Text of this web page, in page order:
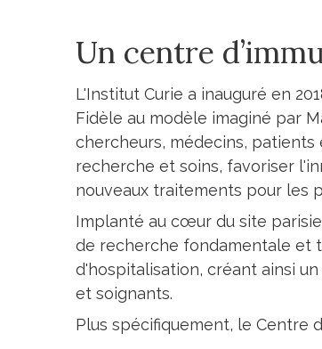
Un centre
L'Institut Curie a inauguré en
Fidèle au modèle imaginé par
chercheurs, médecins,
recherche et soins, favoriser
nouveaux traitements pour les
Implanté au cœur du site
de recherche fondamentale et
d'hospitalisation, créant ainsi
et soignants.
Plus spécifiquement, le Centre